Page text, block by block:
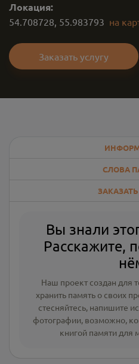
Локация:
54.708728, 55.983793 на
Заказать услугу
СЛОВА
Вы знали
Расскажите,
Наш проект создан для
хранить память о своих
стесняйтесь, напишите
фотографии, возможно,
книгой памяти для